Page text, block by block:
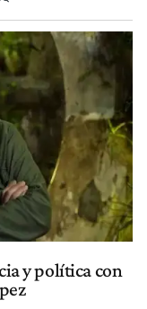
y política con